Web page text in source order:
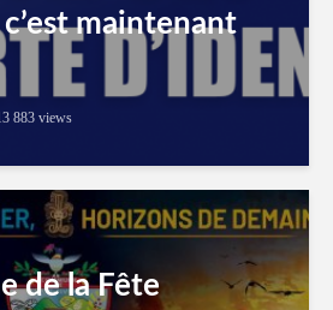
maintenant
883 views
de la Fête